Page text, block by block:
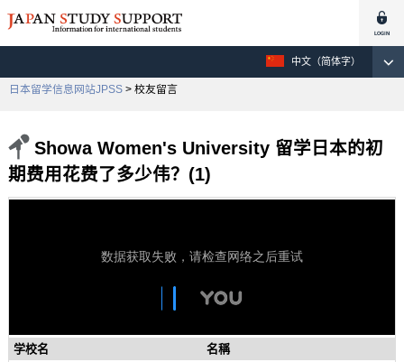
中文（简体字）
日本留学信息网站JPSS > 校友留言
Showa Women's University 留学日本的初
期费用花费了多少伟？(1)
学校名 名稱